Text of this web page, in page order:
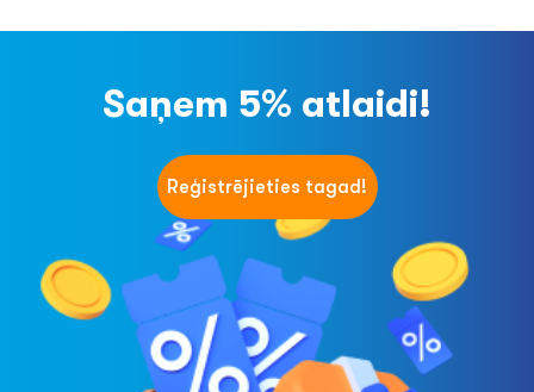
Saņem 5% atlaidi!
Reģistrējieties tagad!